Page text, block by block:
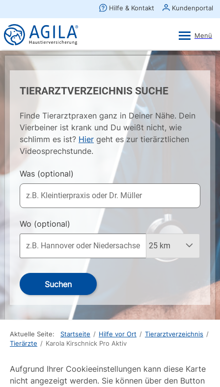
TIERARZTVERZEICHNIS SUCHE
Finde Tierarztpraxen ganz in Deiner Nähe. Dein
Vierbeiner ist krank und Du weißt nicht, wie
schlimm es ist? Hier geht es zur tierärztlichen
Videosprechstunde.
Was (optional)
Wo (optional)
Suchen
Aktuelle Seite: Startseite / Hilfe vor Ort / Tierarztverzeichnis /
Tierärzte / Karola Kirschnick Pro Aktiv
Aufgrund Ihrer Cookieeinstellungen kann diese Karte
nicht angezeigt werden. Sie können über den Button
×
AGILA Kunden-App
Gratis - Im Play Store laden
Ansehen